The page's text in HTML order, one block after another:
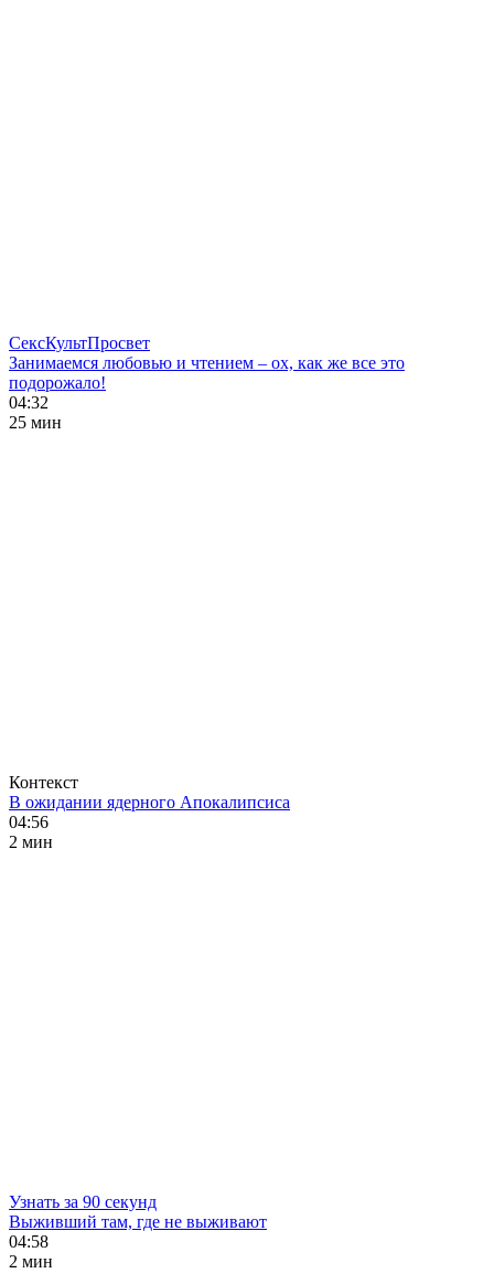
СексКультПросвет
Занимаемся любовью и чтением – ох, как же все это
подорожало!
04:32
25 мин
Контекст
В ожидании ядерного Апокалипсиса
04:56
2 мин
Узнать за 90 секунд
Выживший там, где не выживают
04:58
2 мин